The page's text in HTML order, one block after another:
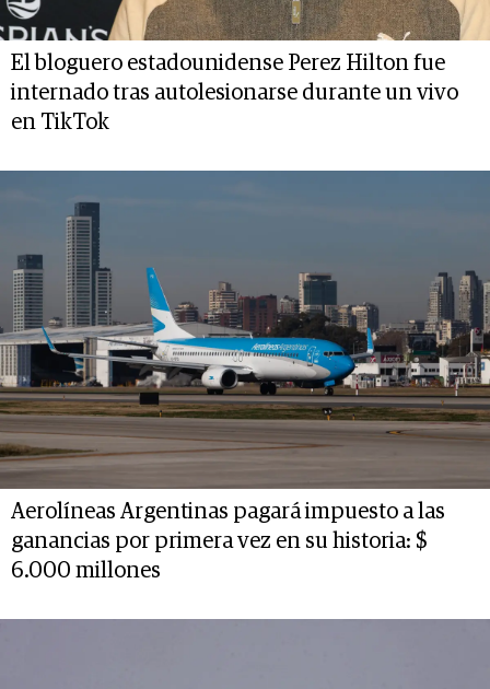
El bloguero estadounidense Perez Hilton fue
internado tras autolesionarse durante un vivo
en TikTok
Aerolíneas Argentinas pagará impuesto a las
ganancias por primera vez en su historia: $
6.000 millones